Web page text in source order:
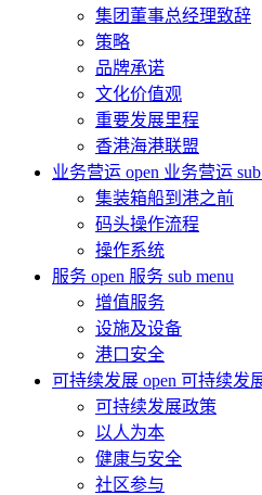
集团董事总经理致辞
策略
品牌承诺
文化价值观
重要发展里程
香港海港联盟
业务营运 open 业务营运 sub
集装箱船到港之前
码头操作流程
操作系统
服务 open 服务 sub menu
增值服务
设施及设备
港口安全
可持续发展 open 可持续发
可持续发展政策
以人为本
健康与安全
社区参与